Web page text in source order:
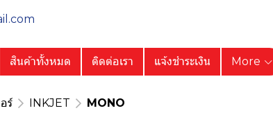
สินค้าทั้งหมด ติดต่อเรา แจ้งชำระเงิน More
ร์ INKJET MONO